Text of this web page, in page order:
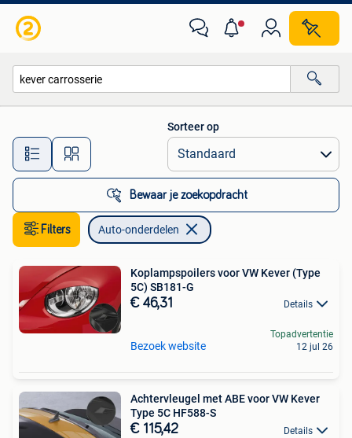
Alle afstanden…
Sorteer op
Bewaar je zoekopdracht
Filters Auto-onderdelen
Koplampspoilers voor VW Kever (Type
5C) SB181-G
€ 46,31 Details
Bezoek website
Topadvertentie
12 jul 26
Achtervleugel met ABE voor VW Kever
Type 5C HF588-S
€ 115,42 Details